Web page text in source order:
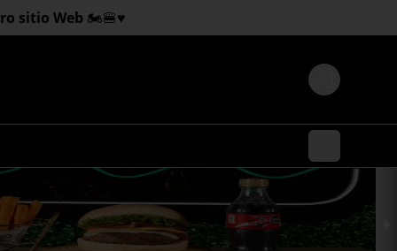
sitio Web 🏍️🍔♥️
Login